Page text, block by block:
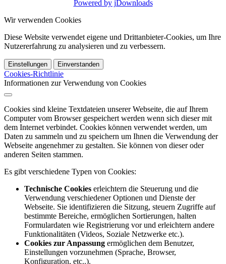
Powered by jDownloads
Wir verwenden Cookies
Diese Website verwendet eigene und Drittanbieter-Cookies, um Ihre
Nutzererfahrung zu analysieren und zu verbessern.
Einstellungen Einverstanden
Cookies-Richtlinie
Informationen zur Verwendung von Cookies
Cookies sind kleine Textdateien unserer Webseite, die auf Ihrem
Computer vom Browser gespeichert werden wenn sich dieser mit
dem Internet verbindet. Cookies können verwendet werden, um
Daten zu sammeln und zu speichern um Ihnen die Verwendung der
Webseite angenehmer zu gestalten. Sie können von dieser oder
anderen Seiten stammen.
Es gibt verschiedene Typen von Cookies:
Technische Cookies erleichtern die Steuerung und die
Verwendung verschiedener Optionen und Dienste der
Webseite. Sie identifizieren die Sitzung, steuern Zugriffe auf
bestimmte Bereiche, ermöglichen Sortierungen, halten
Formulardaten wie Registrierung vor und erleichtern andere
Funktionalitäten (Videos, Soziale Netzwerke etc.).
Cookies zur Anpassung ermöglichen dem Benutzer,
Einstellungen vorzunehmen (Sprache, Browser,
Konfiguration, etc..).